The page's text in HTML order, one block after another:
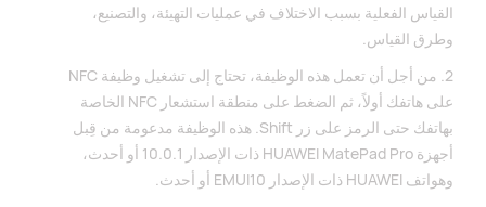
القياس الفعلية بسبب الاختلاف في عمليات التهيئة، والتصنيع،
وطرق القياس.
‏2. من أجل أن تعمل هذه الوظيفة، تحتاج إلى تشغيل وظيفة NFC
على هاتفك أولاً، ثم الضغط على منطقة استشعار NFC الخاصة
بهاتفك حتى الرمز على زر Shift. هذه الوظيفة مدعومة من قِبل
أجهزة HUAWEI MatePad Pro ذات الإصدار 10.0.1 أو أحدث،
وهواتف HUAWEI ذات الإصدار EMUI10 أو أحدث.